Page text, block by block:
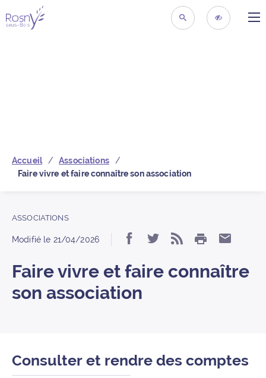
Retour à la pageRECHERCHER
Accueil
Associations
Faire vivre et faire connaître son association
ASSOCIATIONS
Modifié le 21/04/2026 Partager « Faire
Partager « Faire
S’abonner
IMPRIMER
Faire vivre et faire connaître
son association
Consulter et rendre des comptes